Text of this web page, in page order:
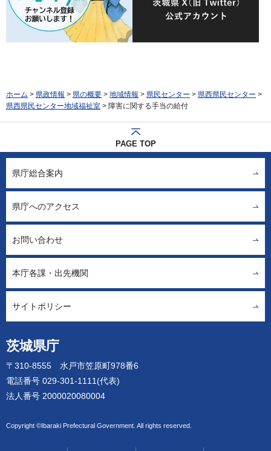
ホーム > 県政情報 > 県の概要 > 地域情報 > 県民センター > 県西県民センター >
県西県民センター地域福祉室 > 障害に関する手当の給付
PAGE TOP
茨城県庁
〒310-8555 水戸市笠原町978番6
電話番号 029-301-1111(代表)
法人番号 2000020080004
Copyright ©Ibaraki Prefectural Government. All rights reserved.
県庁総合案内
県庁へのアクセス
お問い合わせ
本庁各課・出先機関
サイトポリシー